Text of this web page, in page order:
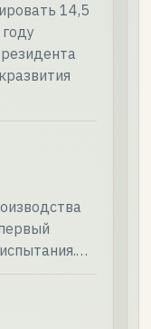
14,5